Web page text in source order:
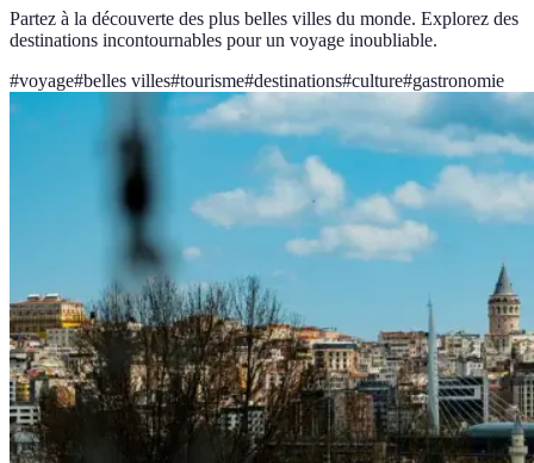
Partez à la découverte des plus belles villes du monde. Explorez des
destinations incontournables pour un voyage inoubliable.
#voyage#belles villes#tourisme#destinations#culture#gastronomie